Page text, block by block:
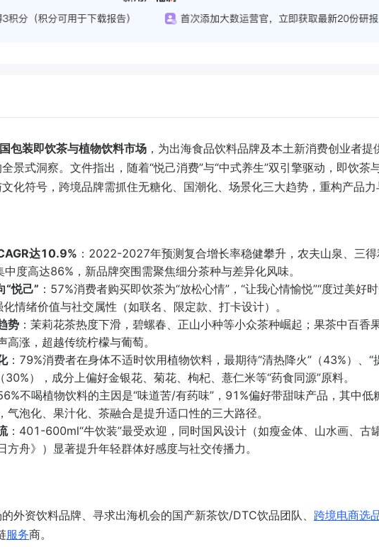
包装即饮茶与植物饮料市场 ，为出海食品饮料品牌及本土新消费创业者提
景式洞察。文件指出，随着“悦己消费”与“中式养生”双引擎驱动，即饮茶
化符号，跨境品牌需抓住无糖化、国潮化、场景化三大趋势，重构产品力
达10.9% ：2022-2027年预测复合增长率稳健攀升，农夫山泉、三
度高达86%，新品牌突围需聚焦细分茶种与差异化风味。
“悦己” ：57%消费者购买即饮茶为“放松心情”，“让我心情愉悦”“度过美好
情绪价值与社交属性（如联名、限定款、打卡设计）。
势 ：茉莉花茶热度下滑，碧螺春、正山小种等小众茶种崛起；果茶中百香
涨，超越传统柠檬与葡萄。
：79%消费者在身体不适时饮用植物饮料，最期待“清热降火”（43%）、“
30%），成分上偏好金银花、菊花、枸杞、薏仁米等“药食同源”原料。
不喝植物饮料的主因是“味道苦/有药味”，91%偏好带甜味产品，其中低
气泡化、果汁化、茶融合是提升适口性的三大路径。
：401-600ml“牛饮装”最受欢迎，同时国风设计（如瘦金体、山水画、古
方舟》）显著提升年轻群体好感度与社交传播力。
外资饮料品牌、寻求出海机会的国产新茶饮/DTC饮品团队、 跨境电商选
服务商。